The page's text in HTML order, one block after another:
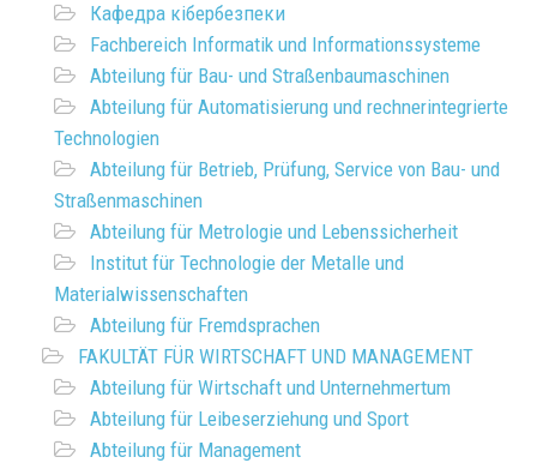
Кафедра кібербезпеки
Fachbereich Informatik und Informationssysteme
Abteilung für Bau- und Straßenbaumaschinen
Abteilung für Automatisierung und rechnerintegrierte
Technologien
Abteilung für Betrieb, Prüfung, Service von Bau- und
Straßenmaschinen
Abteilung für Metrologie und Lebenssicherheit
Institut für Technologie der Metalle und
Materialwissenschaften
Abteilung für Fremdsprachen
FAKULTÄT FÜR WIRTSCHAFT UND MANAGEMENT
Abteilung für Wirtschaft und Unternehmertum
Abteilung für Leibeserziehung und Sport
Abteilung für Management